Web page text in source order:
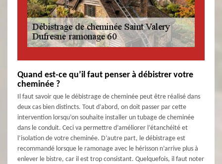
Quand est-ce qu’il faut penser à débistrer votre
cheminée ?
Il faut savoir que le débistrage de cheminée peut être réalisé dans
deux cas bien distincts. Tout d’abord, on doit passer par cette
intervention lorsqu’on souhaite installer un tubage de cheminée
dans le conduit. Ceci va permettre d’améliorer l’étanchéité et
l’isolation de votre cheminée. D’autre part, le débistrage est
recommandé lorsque le ramonage avec le hérisson n’arrive plus à
enlever le bistre, car il est trop consistant. Quelquefois, il faut noter